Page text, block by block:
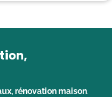
rénovation maison.